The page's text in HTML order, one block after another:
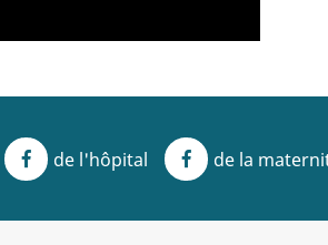
Facebook
de l'hôpital
Facebook
de la